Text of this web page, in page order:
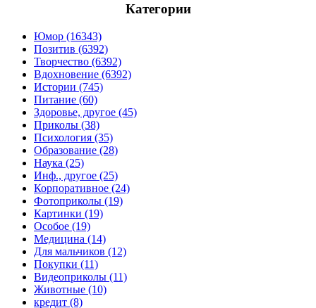
Категории
Юмор (16343)
Позитив (6392)
Творчество (6392)
Вдохновение (6392)
Истории (745)
Питание (60)
Здоровье, другое (45)
Приколы (38)
Психология (35)
Образование (28)
Наука (25)
Инф., другое (25)
Корпоративное (24)
Фотоприколы (19)
Картинки (19)
Особое (19)
Медицина (14)
Для мальчиков (12)
Покупки (11)
Видеоприколы (11)
Животные (10)
кредит (8)